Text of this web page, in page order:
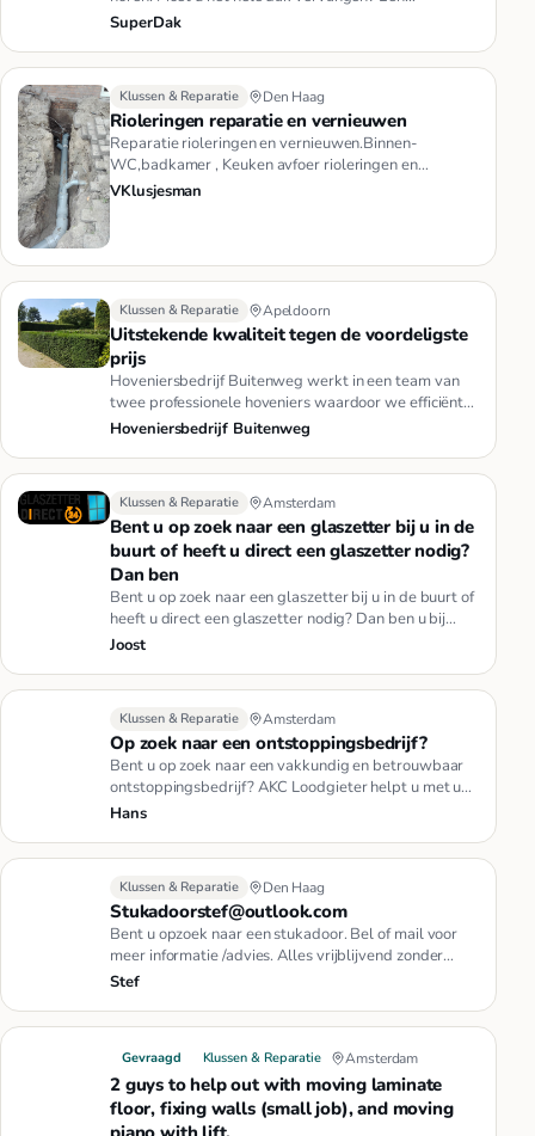
professional bellen? Kun u het z…
SuperDak
Klussen & Reparatie Den Haag
Rioleringen reparatie en vernieuwen
Reparatie rioleringen en vernieuwen.Binnen-
WC,badkamer , Keuken avfoer rioleringen en
ondervloer-reparatie.Buiten -nodig…
VKlusjesman
Klussen & Reparatie Apeldoorn
Uitstekende kwaliteit tegen de voordeligste
prijs
Hoveniersbedrijf Buitenweg werkt in een team van
twee professionele hoveniers waardoor we efficiënter
werken en u voorde…
Hoveniersbedrijf Buitenweg
Klussen & Reparatie Amsterdam
Bent u op zoek naar een glaszetter bij u in de
buurt of heeft u direct een glaszetter nodig?
Dan ben
Bent u op zoek naar een glaszetter bij u in de buurt of
heeft u direct een glaszetter nodig? Dan ben u bij
Glaszetter Di…
Joost
Klussen & Reparatie Amsterdam
Op zoek naar een ontstoppingsbedrijf?
Bent u op zoek naar een vakkundig en betrouwbaar
ontstoppingsbedrijf? AKC Loodgieter helpt u met uw
verstoppingen in hui…
Hans
Klussen & Reparatie Den Haag
Stukadoorstef@outlook.com
Bent u opzoek naar een stukadoor. Bel of mail voor
meer informatie /advies. Alles vrijblijvend zonder
verplichtingen. Ui…
Stef
Gevraagd Klussen & Reparatie Amsterdam
2 guys to help out with moving laminate
floor, fixing walls (small job), and moving